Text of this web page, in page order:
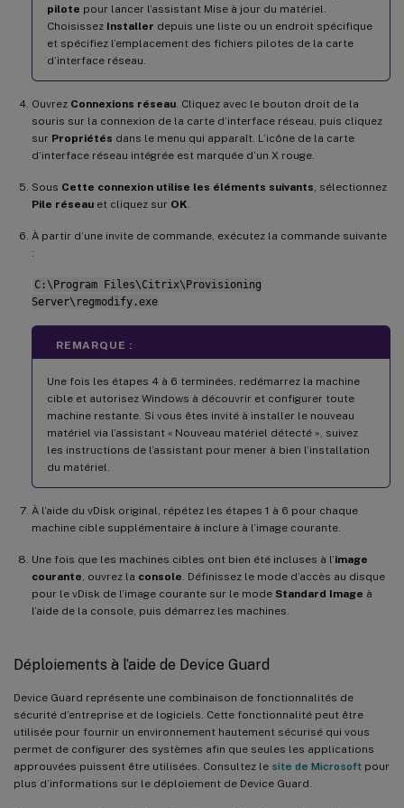
pilote pour lancer l’assistant Mise à jour du matériel.
Choisissez Installer depuis une liste ou un endroit spécifique
et spécifiez l’emplacement des fichiers pilotes de la carte
d’interface réseau.
Ouvrez Connexions réseau. Cliquez avec le bouton droit de la
souris sur la connexion de la carte d’interface réseau, puis cliquez
sur Propriétés dans le menu qui apparaît. L’icône de la carte
d’interface réseau intégrée est marquée d’un X rouge.
Sous Cette connexion utilise les éléments suivants, sélectionnez
Pile réseau et cliquez sur OK.
À partir d’une invite de commande, exécutez la commande suivante
:
C:\Program Files\Citrix\Provisioning
Server\regmodify.exe
REMARQUE :
Une fois les étapes 4 à 6 terminées, redémarrez la machine
cible et autorisez Windows à découvrir et configurer toute
machine restante. Si vous êtes invité à installer le nouveau
matériel via l’assistant « Nouveau matériel détecté », suivez
les instructions de l’assistant pour mener à bien l’installation
du matériel.
À l’aide du vDisk original, répétez les étapes 1 à 6 pour chaque
machine cible supplémentaire à inclure à l’image courante.
Une fois que les machines cibles ont bien été incluses à l’image
courante, ouvrez la console. Définissez le mode d’accès au disque
pour le vDisk de l’image courante sur le mode Standard Image à
l’aide de la console, puis démarrez les machines.
Déploiements à l’aide de Device Guard
Device Guard représente une combinaison de fonctionnalités de
sécurité d’entreprise et de logiciels. Cette fonctionnalité peut être
utilisée pour fournir un environnement hautement sécurisé qui vous
permet de configurer des systèmes afin que seules les applications
approuvées puissent être utilisées. Consultez le site de Microsoft pour
plus d’informations sur le déploiement de Device Guard.